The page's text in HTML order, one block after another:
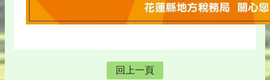
回上一頁